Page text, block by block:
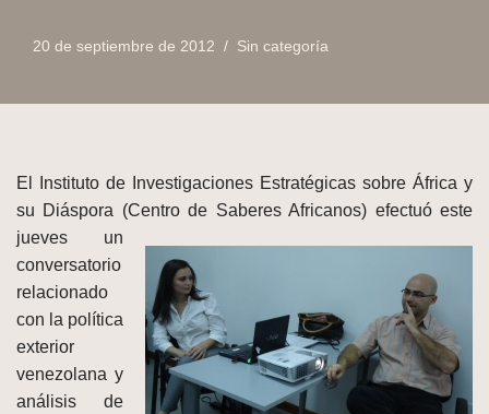
20 de septiembre de 2012 Sin categoría
El Instituto de Investigaciones Estratégicas sobre África y
su Diáspora (Centro de SaberesAfricanos) efectuó este
jueves un
conversatorio
relacionado
con la política
exterior
venezolana y
análisis de